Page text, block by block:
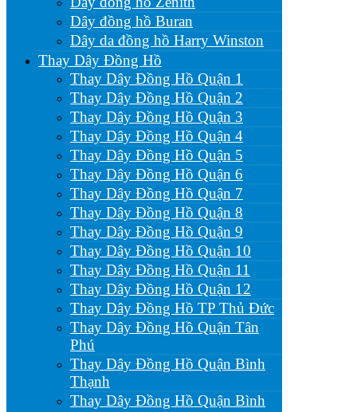
Dây đồng hồ Buran
Dây da đồng hồ Harry Winston
Thay Dây Đồng Hồ
Thay Dây Đồng Hồ Quận 1
Thay Dây Đồng Hồ Quận 2
Thay Dây Đồng Hồ Quận 3
Thay Dây Đồng Hồ Quận 4
Thay Dây Đồng Hồ Quận 5
Thay Dây Đồng Hồ Quận 6
Thay Dây Đồng Hồ Quận 7
Thay Dây Đồng Hồ Quận 8
Thay Dây Đồng Hồ Quận 9
Thay Dây Đồng Hồ Quận 10
Thay Dây Đồng Hồ Quận 11
Thay Dây Đồng Hồ Quận 12
Thay Dây Đồng Hồ TP Thủ Đức
Thay Dây Đồng Hồ Quận Tân
Phú
Thay Dây Đồng Hồ Quận Bình
Thạnh
Thay Dây Đồng Hồ Quận Bình